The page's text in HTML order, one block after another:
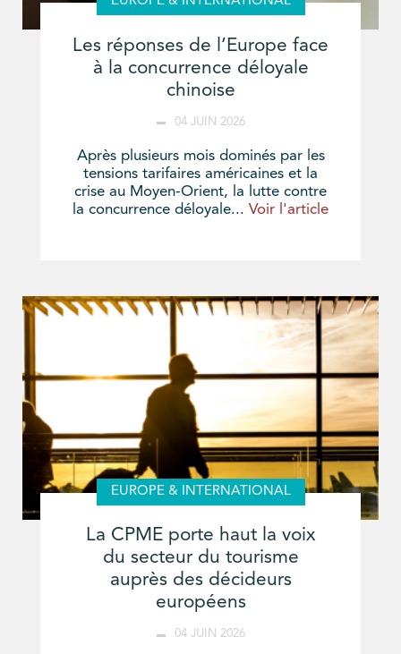
Les réponses de l’Europe face
à la concurrence déloyale
chinoise
04 JUIN 2026
Après plusieurs mois dominés par les
tensions tarifaires américaines et la
crise au Moyen-Orient, la lutte contre
la concurrence déloyale... Voir l'article
EUROPE & INTERNATIONAL
La CPME porte haut la voix
du secteur du tourisme
auprès des décideurs
européens
04 JUIN 2026